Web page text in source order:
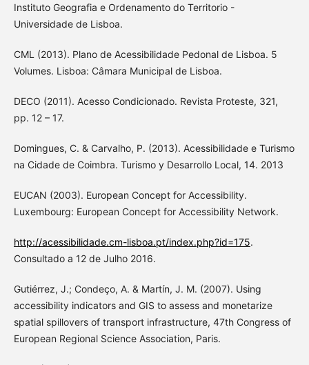
Instituto Geografia e Ordenamento do Territorio -
Universidade de Lisboa.
CML (2013). Plano de Acessibilidade Pedonal de Lisboa. 5
Volumes. Lisboa: Câmara Municipal de Lisboa.
DECO (2011). Acesso Condicionado. Revista Proteste, 321,
pp. 12 – 17.
Domingues, C. & Carvalho, P. (2013). Acessibilidade e Turismo
na Cidade de Coimbra. Turismo y Desarrollo Local, 14. 2013
EUCAN (2003). European Concept for Accessibility.
Luxembourg: European Concept for Accessibility Network.
http://acessibilidade.cm-lisboa.pt/index.php?id=175.
Consultado a 12 de Julho 2016.
Gutiérrez, J.; Condeço, A. & Martín, J. M. (2007). Using
accessibility indicators and GIS to assess and monetarize
spatial spillovers of transport infrastructure, 47th Congress of
European Regional Science Association, Paris.